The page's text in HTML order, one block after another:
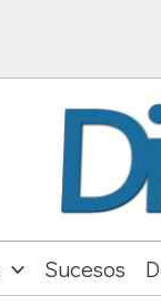
Sucesos